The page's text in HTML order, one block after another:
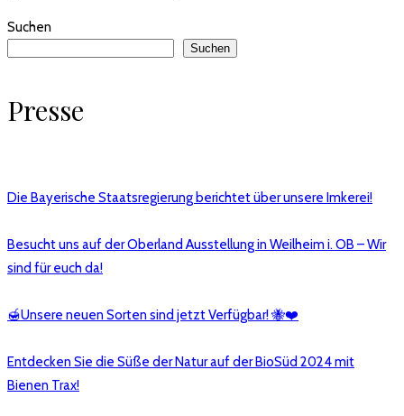
Suchen
Suchen
Presse
Die Bayerische Staatsregierung berichtet über unsere Imkerei!
Besucht uns auf der Oberland Ausstellung in Weilheim i. OB – Wir
sind für euch da!
🍯Unsere neuen Sorten sind jetzt Verfügbar! 🐝❤️
Entdecken Sie die Süße der Natur auf der BioSüd 2024 mit
Bienen Trax!